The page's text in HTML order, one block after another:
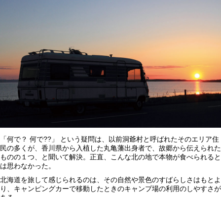
「何で？ 何で??」 という疑問は、以前洞爺村と呼ばれたそのエリア住
民の多くが、香川県から入植した丸亀藩出身者で、故郷から伝えられた
ものの１つ、と聞いて解決。正直、こんな北の地で本物が食べられると
は思わなかった。
北海道を旅して感じられるのは、その自然や景色のすばらしさはもとよ
り、キャンピングカーで移動したときのキャンプ場の利用のしやすさが